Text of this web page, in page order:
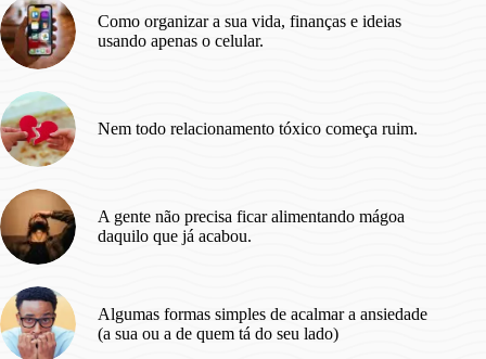
Como organizar a sua vida, finanças e ideias
usando apenas o celular.
Nem todo relacionamento tóxico começa ruim.
A gente não precisa ficar alimentando mágoa
daquilo que já acabou.
Algumas formas simples de acalmar a ansiedade
(a sua ou a de quem tá do seu lado)